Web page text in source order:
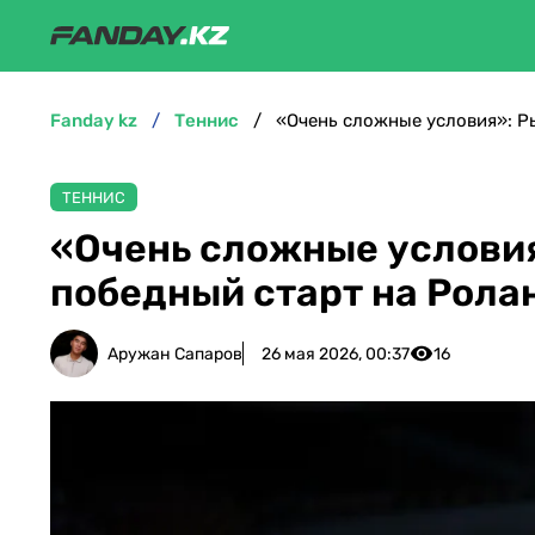
fanday kz теннис «Очень сложные условия»:
ТЕННИС
«Очень сложные
победный старт на
Аружан Сапаров 26 мая 2026, 00:37 16